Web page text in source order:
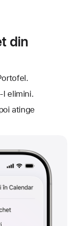
din
l elimini.
atinge